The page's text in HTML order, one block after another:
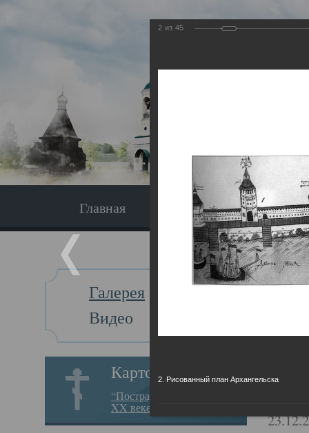
Главная Экскурсия
Галерея
Видео
Картотека
“Пострадавшие за веру в
XX веке на Севере”
Главная
2 из 45
2. Рисованный план Архангельска